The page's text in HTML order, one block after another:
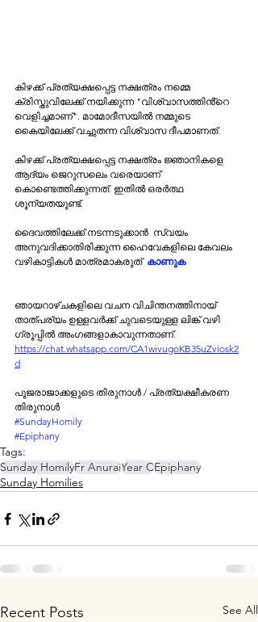
കിഴക്ക് പ്രത്യക്ഷപ്പെട്ട നക്ഷത്രം നമ്മെ
ക്രിസ്തുവിലേക്ക് നയിക്കുന്ന "വിശ്വാസത്തിൻ്റെ
വെളിച്ചമാണ്". മാമോദീസയിൽ നമ്മുടെ
കൈയിലേക്ക് വച്ചുതന്ന വിശ്വാസ ദീപമാണത്.
കിഴക്ക് പ്രത്യക്ഷപ്പെട്ട നക്ഷത്രം ജ്ഞാനികളെ
ആദ്യം ജെറുസലെം വരെയാണ്
കൊണ്ടെത്തിക്കുന്നത്. ഇതിൽ ഒരർത്ഥ
ശൂന്യതയുണ്ട്.
ദൈവത്തിലേക്ക് നടന്നടുക്കാൻ  സ്വയം
അനുവദിക്കാതിരിക്കുന്ന ഹൈവേകളിലെ കേവലം
വഴികാട്ടികൾ മാത്രമാകരുത് കാണുക
ഞായറാഴ്ചകളിലെ വചന വിചിന്തനത്തിനായ്
താത്പര്യം ഉള്ളവർക്ക് ചുവടെയുള്ള ലിങ്ക് വഴി
ഗ്രൂപ്പിൽ അംഗങ്ങളാകാവുന്നതാണ്.
https://chat.whatsapp.com/CA1wivugoKB35uZviosk2
d
പൂജരാജാക്കളുടെ തിരുനാള്‍ / പ്രത്യക്ഷീകരണ
തിരുനാൾ
#SundayHomily
#Epiphany
Tags:
Sunday HomilyFr AnurajYear CEpiphany
Sunday Homilies
Recent Posts See All